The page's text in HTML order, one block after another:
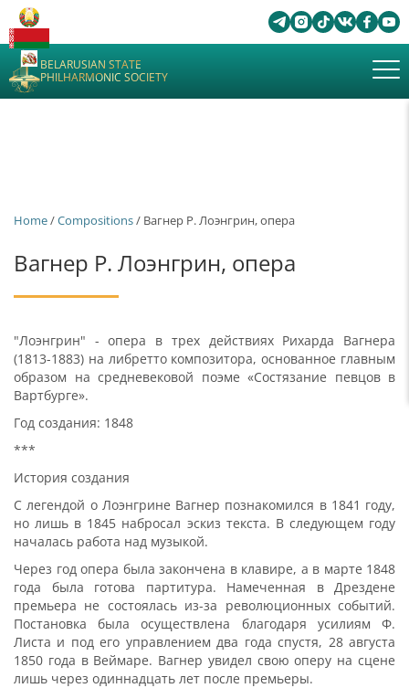
BELARUSIAN STATE
PHILHARMONIC SOCIETY
Home/Сompositions/ Вагнер Р. Лоэнгрин, опера
Вагнер Р. Лоэнгрин, опера
"Лоэнгрин" - опера в трех действиях Рихарда Вагнера
(1813-1883) на либретто композитора, основанное главным
образом на средневековой поэме «Состязание певцов в
Вартбурге».
Год создания: 1848
***
История создания
С легендой о Лоэнгрине Вагнер познакомился в 1841 году,
но лишь в 1845 набросал эскиз текста. В следующем году
началась работа над музыкой.
Через год опера была закончена в клавире, а в марте 1848
года была готова партитура. Намеченная в Дрездене
премьера не состоялась из-за революционных событий.
Постановка была осуществлена благодаря усилиям Ф.
Листа и под его управлением два года спустя, 28 августа
1850 года в Веймаре. Вагнер увидел свою оперу на сцене
лишь через одиннадцать лет после премьеры.